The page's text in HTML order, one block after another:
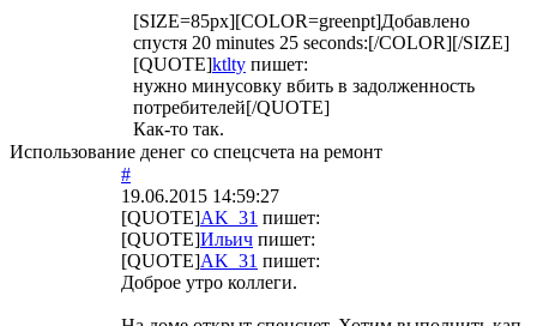
[SIZE=85px][COLOR=greenpt]Добавлено
спустя 20 minutes 25 seconds:[/COLOR][/SIZE]
[QUOTE]ktlty пишет:
нужно минусовку вбить в задолженность
потребителей[/QUOTE]
Как-то так.
Использование денег со спецсчета на ремонт
#
19.06.2015 14:59:27
[QUOTE]AK_31 пишет:
[QUOTE]Ильич пишет:
[QUOTE]AK_31 пишет:
Доброе утро коллеги.